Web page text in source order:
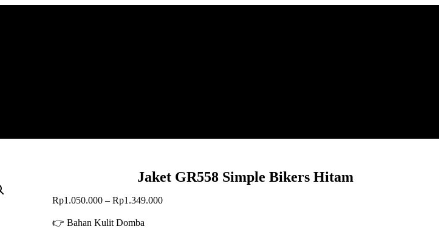
Jaket GR558 Simple Bikers Hitam
Rp1.050.000 – Rp1.349.000Rentang
👉 Bahan Kulit Domba